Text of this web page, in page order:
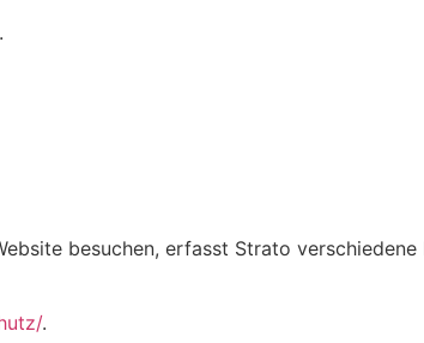
besuchen, erfasst Strato
.